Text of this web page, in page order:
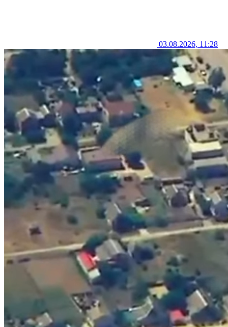
03.08.2026, 11:28